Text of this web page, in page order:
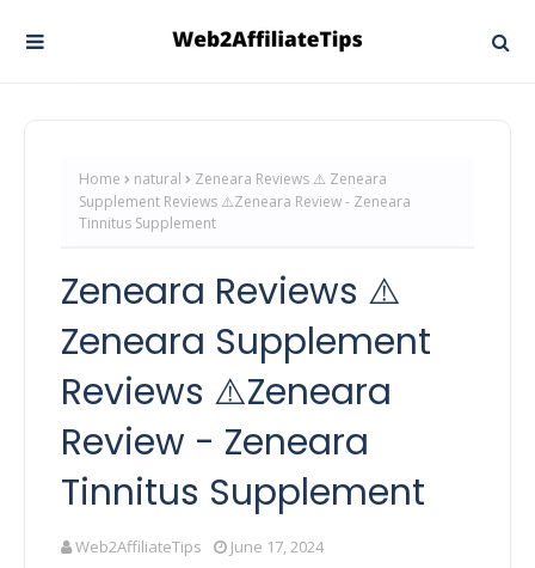
Home natural
Zeneara Reviews ⚠️ Zeneara
Supplement Reviews ⚠️Zeneara Review - Zeneara
Tinnitus Supplement
Zeneara Reviews ⚠️
Zeneara Supplement
Reviews ⚠️Zeneara
Review - Zeneara
Tinnitus Supplement
Web2AffiliateTips June 17, 2024